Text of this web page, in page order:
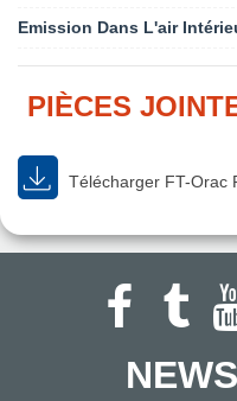
Emission Dans L'air
PIÈCES
Télécharger FT-Orac